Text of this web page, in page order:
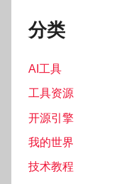
分类
AI工具
工具资源
开源引擎
我的世界
技术教程